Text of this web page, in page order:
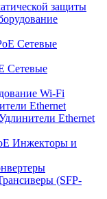
защиты
Сетевые
Сетевые
Wi-Fi
Ethernet
Ethernet
Инжекторы и
(SFP-